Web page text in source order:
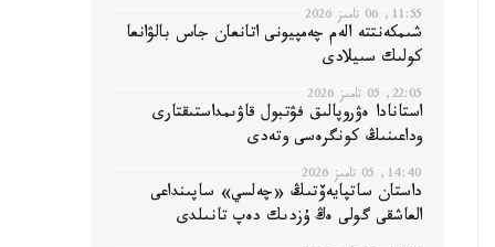
11:55, 06 تامىز 2026
شىمكەنتتە الەم چەمپيونى اتانعان جاس بالۋانعا
كولىك سىيلادى
22:05, 05 تامىز 2026
استانادا ەۋروپالىق فۋتبول قاۋىمداستىقتارى
وداعىنىڭ كونگرەسى وتەدى
14:40, 05 تامىز 2026
داستان ساتپايەۆتىڭ «چەلسي» ساپىنداعى
العاشقى گولى ەڭ ۇزدىك دەپ تانىلدى